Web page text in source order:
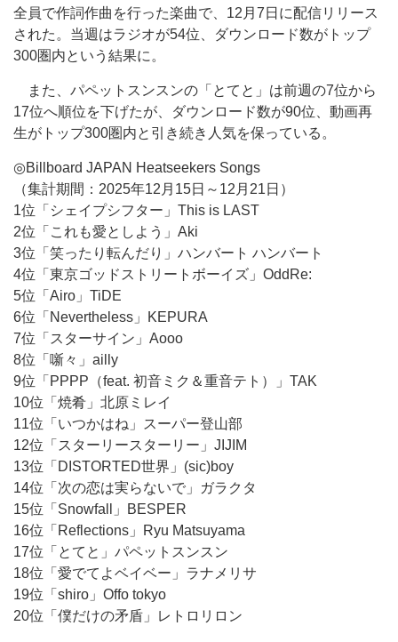
全員で作詞作曲を行った楽曲で、12月7日に配信リリース
された。当週はラジオが54位、ダウンロード数がトップ
300圏内という結果に。
また、パペットスンスンの「とてと」は前週の7位から
17位へ順位を下げたが、ダウンロード数が90位、動画再
生がトップ300圏内と引き続き人気を保っている。
◎Billboard JAPAN Heatseekers Songs
（集計期間：2025年12月15日～12月21日）
1位「シェイプシフター」This is LAST
2位「これも愛としよう」Aki
3位「笑ったり転んだり」ハンバート ハンバート
4位「東京ゴッドストリートボーイズ」OddRe:
5位「Airo」TiDE
6位「Nevertheless」KEPURA
7位「スターサイン」Aooo
8位「噺々」ailly
9位「PPPP（feat. 初音ミク＆重音テト）」TAK
10位「焼肴」北原ミレイ
11位「いつかはね」スーパー登山部
12位「スターリースターリー」JIJIM
13位「DISTORTED世界」(sic)boy
14位「次の恋は実らないで」ガラクタ
15位「Snowfall」BESPER
16位「Reflections」Ryu Matsuyama
17位「とてと」パペットスンスン
18位「愛でてよベイベー」ラナメリサ
19位「shiro」Offo tokyo
20位「僕だけの矛盾」レトロリロン